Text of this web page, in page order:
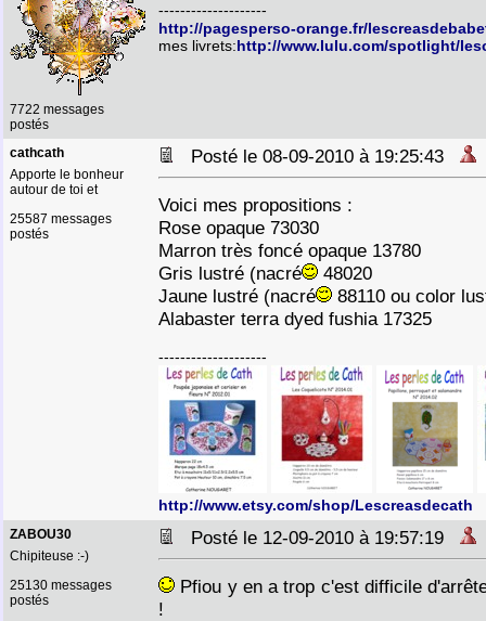
7722 messages
postés
--------------------
http://pagesperso-orange.fr/
mes livrets:http://www.lulu.com/spotlight/
cathcath
Apporte le bonheur
autour de toi et
25587 messages
postés
Posté le 08-09-2010 à 19:25:43
Voici mes propositions :
Rose opaque 73030
Marron très foncé opaque 13780
Gris lustré (nacré
48020
Jaune lustré (nacré
88110 ou color
Alabaster terra dyed fushia 17325
--------------------
http://www.etsy.com/shop/Lescreasdecath
ZABOU30
Chipiteuse :-)
25130 messages
postés
Posté le 12-09-2010 à 19:57:19
Pfiou y en a trop c'est difficile
!